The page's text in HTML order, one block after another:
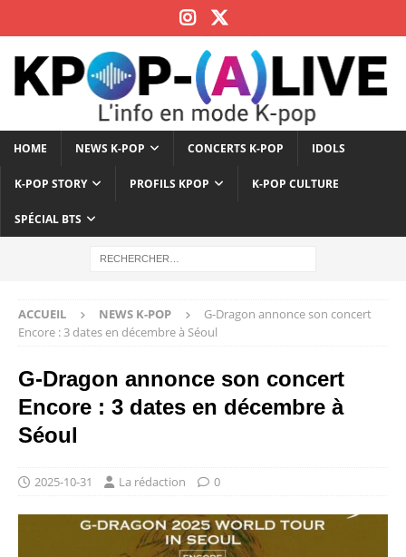
HOME NEWS K-POP CONCERTS K-POP IDOLS
K-POP STORY PROFILS KPOP K-POP CULTURE
SPÉCIAL BTS
ACCUEIL NEWS K-POP
G-Dragon annonce son concert
Encore : 3 dates en décembre à Séoul
G-Dragon annonce son concert
Encore : 3 dates en décembre à
Séoul
2025-10-31 La rédaction 0